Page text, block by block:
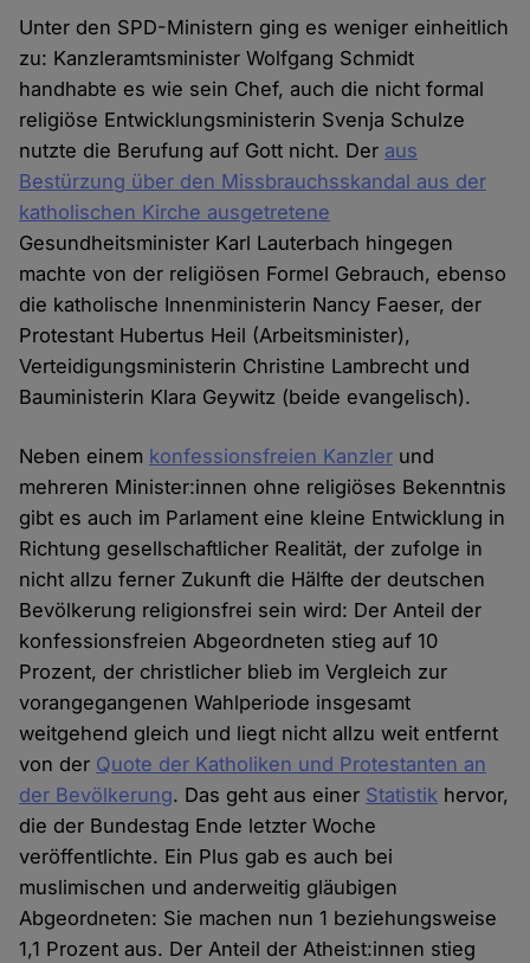
Unter den SPD-Ministern ging es weniger einheitlich
zu: Kanzleramtsminister Wolfgang Schmidt
handhabte es wie sein Chef, auch die nicht formal
religiöse Entwicklungsministerin Svenja Schulze
nutzte die Berufung auf Gott nicht. Der aus
Bestürzung über den Missbrauchsskandal aus der
katholischen Kirche ausgetretene
Gesundheitsminister Karl Lauterbach hingegen
machte von der religiösen Formel Gebrauch, ebenso
die katholische Innenministerin Nancy Faeser, der
Protestant Hubertus Heil (Arbeitsminister),
Verteidigungsministerin Christine Lambrecht und
Bauministerin Klara Geywitz (beide evangelisch).
Neben einem konfessionsfreien Kanzler und
mehreren Minister:innen ohne religiöses Bekenntnis
gibt es auch im Parlament eine kleine Entwicklung in
Richtung gesellschaftlicher Realität, der zufolge in
nicht allzu ferner Zukunft die Hälfte der deutschen
Bevölkerung religionsfrei sein wird: Der Anteil der
konfessionsfreien Abgeordneten stieg auf 10
Prozent, der christlicher blieb im Vergleich zur
vorangegangenen Wahlperiode insgesamt
weitgehend gleich und liegt nicht allzu weit entfernt
von der Quote der Katholiken und Protestanten an
der Bevölkerung. Das geht aus einer Statistik hervor,
die der Bundestag Ende letzter Woche
veröffentlichte. Ein Plus gab es auch bei
muslimischen und anderweitig gläubigen
Abgeordneten: Sie machen nun 1 beziehungsweise
1,1 Prozent aus. Der Anteil der Atheist:innen stieg